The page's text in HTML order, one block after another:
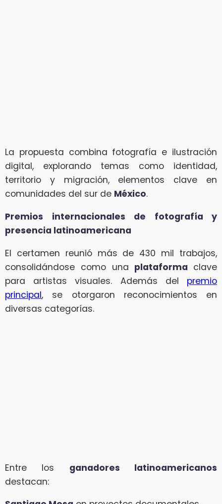
La propuesta combina fotografía e ilustración
digital, explorando temas como identidad,
territorio y migración, elementos clave en
comunidades del sur de México.
Premios internacionales de fotografía y
presencia latinoamericana
El certamen reunió más de 430 mil trabajos,
consolidándose como una plataforma clave
para artistas visuales. Además del premio
principal, se otorgaron reconocimientos en
diversas categorías.
Entre los ganadores latinoamericanos
destacan: